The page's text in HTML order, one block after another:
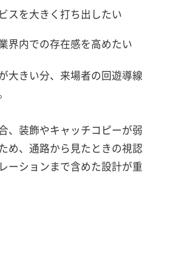
スを大きく打ち出したい
界内での存在感を高めたい
大きい分、来場者の回遊導線
、装飾やキャッチコピーが弱
め、通路から見たときの視認
ーションまで含めた設計が重